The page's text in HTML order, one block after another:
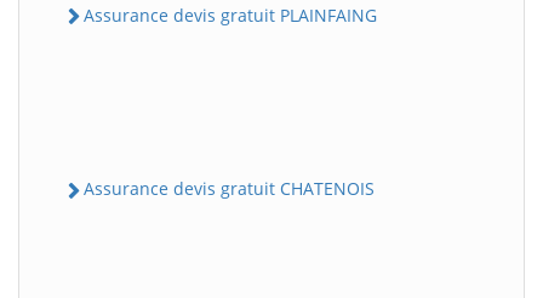
Assurance devis gratuit PLAINFAING
Assurance devis gratuit CHATENOIS